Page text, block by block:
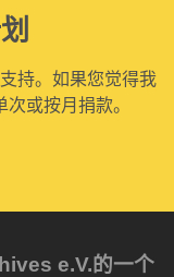
持。如果您觉得我
或按月捐款。
e.V.的一个